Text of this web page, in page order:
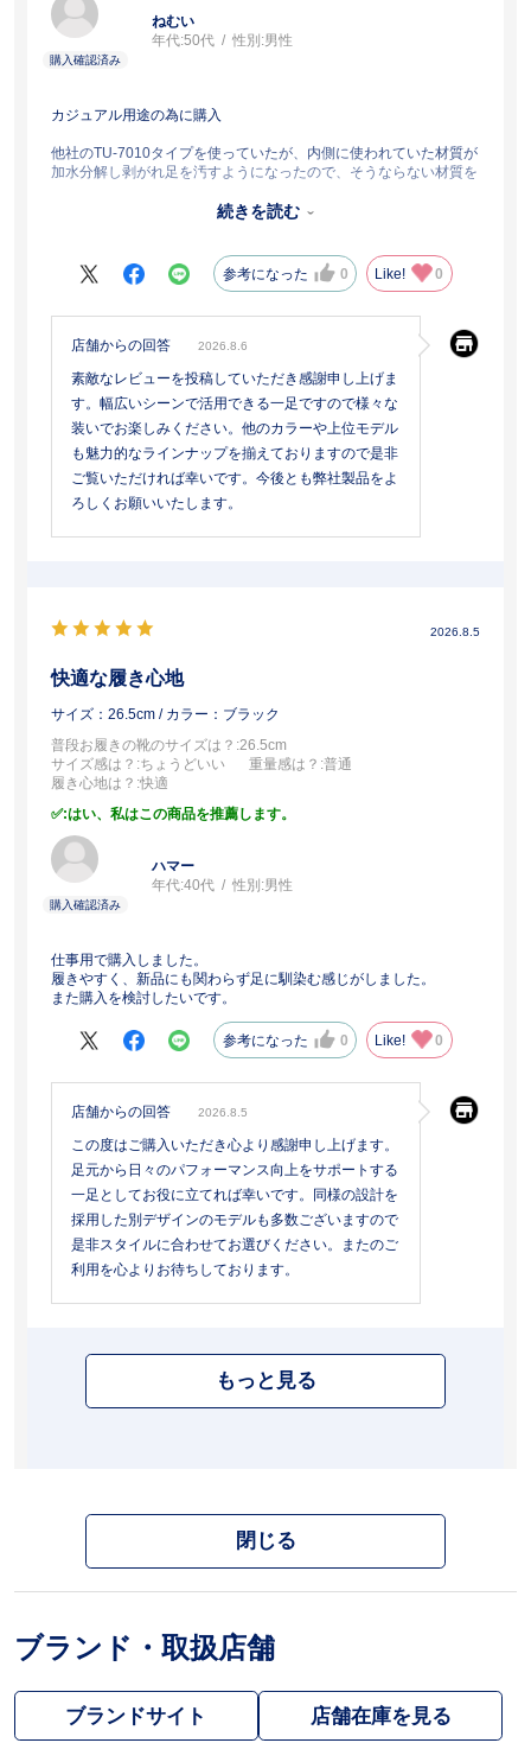
ねむい
年代:50代 性別:男性
カジュアル用途の為に購入
他社のTU-7010タイプを使っていたが、内側に使われていた材質が
加水分解し剥がれ足を汚すようになったので、そうならない材質を
横幅が大きめのタイプで自分の足には合ってるのでそこが嬉しいで
すね。
もう少し明るい茶を想像していたが、これはこれでといった感じの
良い内羽根のストレートチップタイプです。
これから履き込みますが、馴染めば同型番か上のモデルの黒も欲し
いですね。
靴底の耐久度や滑り止めにも期待しています。
続きを読む
参考になった 0 Like! 0
店舗からの回答 2026.8.6
素敵なレビューを投稿していただき感謝申し上げま
す。幅広いシーンで活用できる一足ですので様々な
装いでお楽しみください。他のカラーや上位モデル
も魅力的なラインナップを揃えておりますので是非
ご覧いただければ幸いです。今後とも弊社製品をよ
ろしくお願いいたします。
2026.8.5
快適な履き心地
サイズ：26.5cm / カラー：ブラック
普段お履きの靴のサイズは？ :26.5cm
サイズ感は？ :ちょうどいい 重量感は？ :普通
履き心地は？ :快適
:はい、私はこの商品を推薦します。
ハマー
年代:40代 性別:男性
仕事用で購入しました。
履きやすく、新品にも関わらず足に馴染む感じがしました。
また購入を検討したいです。
参考になった 0 Like! 0
店舗からの回答 2026.8.5
この度はご購入いただき心より感謝申し上げます。
足元から日々のパフォーマンス向上をサポートする
一足としてお役に立てれば幸いです。同様の設計を
採用した別デザインのモデルも多数ございますので
是非スタイルに合わせてお選びください。またのご
利用を心よりお待ちしております。
もっと見る
閉じる
ブランド・取扱店舗
ブランドサイト